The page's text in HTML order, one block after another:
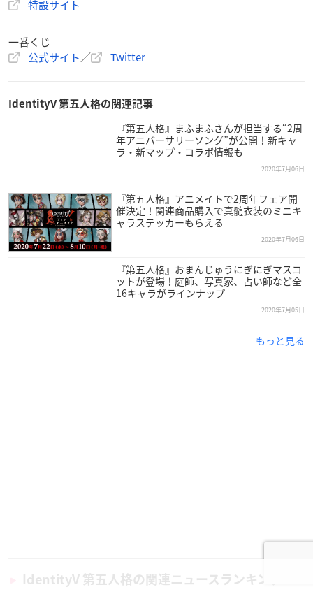
特設サイト
一番くじ
公式サイト／ Twitter
IdentityV 第五人格の関連記事
『第五人格』まふまふさんが担当する“2周
年アニバーサリーソング”が公開！新キャ
ラ・新マップ・コラボ情報も
2020年7月06日
『第五人格』アニメイトで2周年フェア開
催決定！関連商品購入で真髄衣装のミニキ
ャラステッカーもらえる
2020年7月06日
『第五人格』おまんじゅうにぎにぎマスコ
ットが登場！庭師、写真家、占い師など全
16キャラがラインナップ
2020年7月05日
もっと見る
IdentityV 第五人格の関連ニュースランキング